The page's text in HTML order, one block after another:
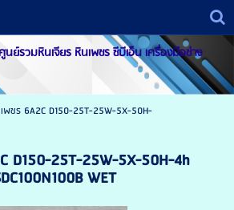
นย์รวมหินเจียร หินเพชร ซีบีเอ็น เครื่องมือช่าง
พชร 6A2C D150-25T-25W-5X-50H-
D150-25T-25W-5X-50H-4h
WET